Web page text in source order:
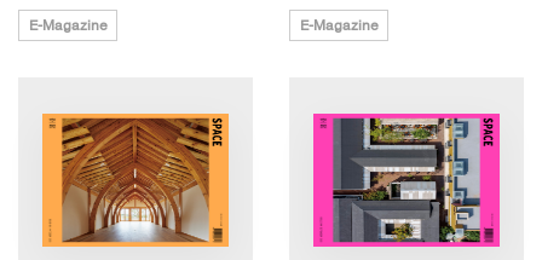
E-Magazine E-Magazine